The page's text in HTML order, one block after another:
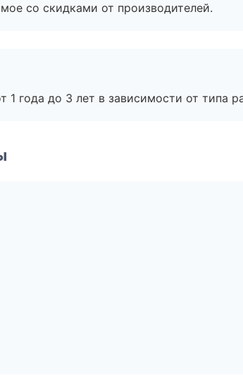
со скидками от производителей.
1 года до 3 лет в зависимости от типа